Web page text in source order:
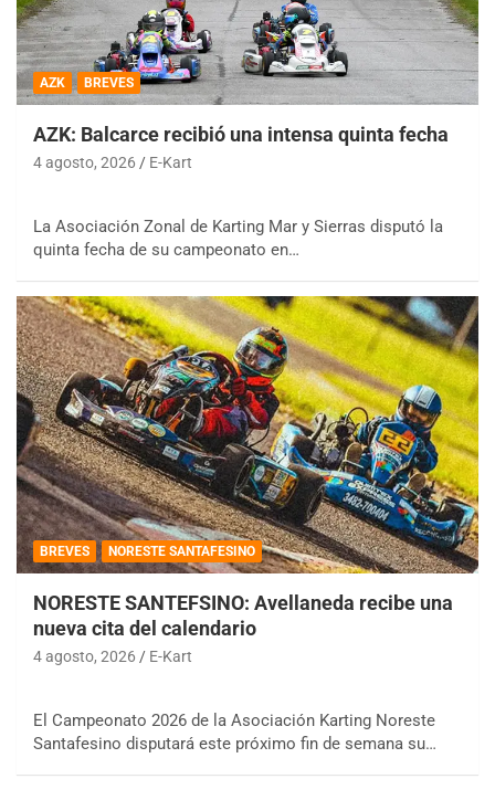
AZK BREVES
AZK: Balcarce recibió una intensa quinta fecha
4 agosto, 2026 E-Kart
La Asociación Zonal de Karting Mar y Sierras disputó la
quinta fecha de su campeonato en…
BREVES NORESTE SANTAFESINO
NORESTE SANTEFSINO: Avellaneda recibe una
nueva cita del calendario
4 agosto, 2026 E-Kart
El Campeonato 2026 de la Asociación Karting Noreste
Santafesino disputará este próximo fin de semana su…